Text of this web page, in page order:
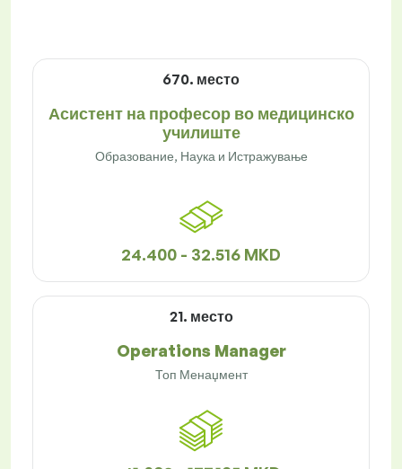
670. место
Асистент на професор во медицинско
училиште
Образование, Наука и Истражување
24.400 - 32.516 MKD
21. место
Operations Manager
Топ Менаџмент